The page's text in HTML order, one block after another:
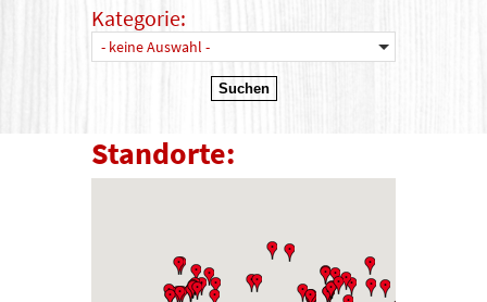
Kategorie:
- keine Auswahl -
Standorte: